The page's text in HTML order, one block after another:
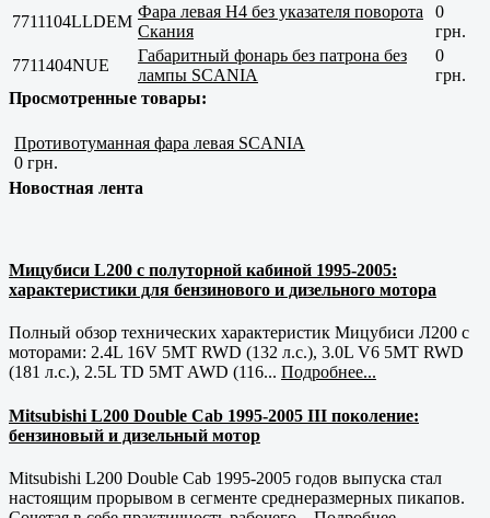
7711104LLDEM
Фара левая H4 без указателя поворота
Скания
0
грн.
7711404NUE
Габаритный фонарь без патрона без
лампы SCANIA
0
грн.
Просмотренные товары:
Противотуманная фара левая SCANIA
0 грн.
Новостная лента
Мицубиси L200 с полуторной кабиной 1995-2005:
характеристики для бензинового и дизельного мотора
Полный обзор технических характеристик Мицубиси Л200 с
моторами: 2.4L 16V 5MT RWD (132 л.с.), 3.0L V6 5MT RWD
(181 л.с.), 2.5L TD 5MT AWD (116... Подробнее...
Mitsubishi L200 Double Cab 1995-2005 III поколение:
бензиновый и дизельный мотор
Mitsubishi L200 Double Cab 1995-2005 годов выпуска стал
настоящим прорывом в сегменте среднеразмерных пикапов.